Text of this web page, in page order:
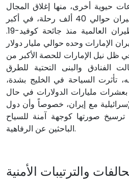
حيوية أخرى، منها إغلاق المجال
شركات الطيران حوالي 40 ألف رحلة، في أكبر
اضطراب يعصف بحركة الطيران العالمية منذ جائحة كوفيد-19.
الإمارات وحده حوالي مليار دولار
نيل الإمارات للحصة الأكبر من
الفنادق والبنى التحتية للطرق
تأثرت السياحة في الخليج بشدة،
بعشرات مليارات الدولارات في حال
مع إيران، خصوصاً وأن دول
صورتها كوجهة آمنة للسياح
الباحثين عن الرفاهية.
والترتيبات الأمنية